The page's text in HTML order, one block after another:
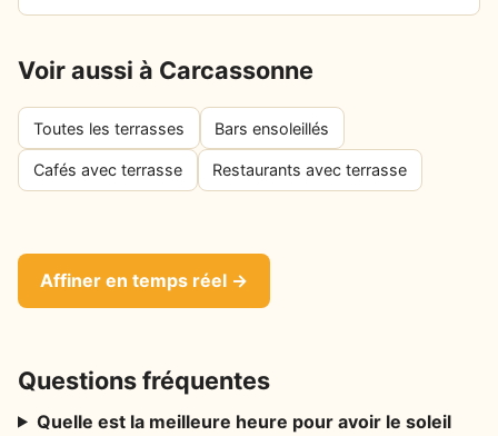
Voir aussi à Carcassonne
Toutes les terrasses Bars ensoleillés
Cafés avec terrasse Restaurants avec terrasse
Affiner en temps réel →
Questions fréquentes
Quelle est la meilleure heure pour avoir le soleil